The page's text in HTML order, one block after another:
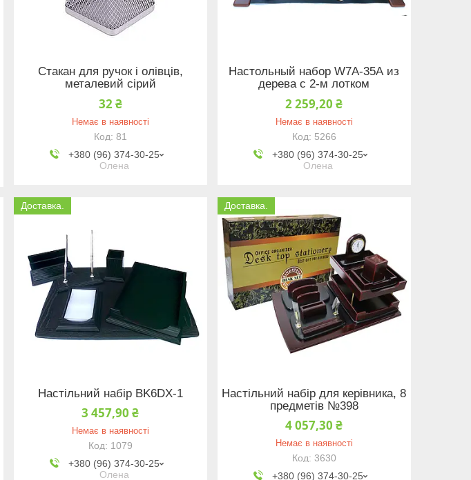
Стакан для ручок і олівців,
металевий сірий
32 ₴
Немає в наявності
81
+380 (96) 374-30-25
Олена
Настольный набор W7А-35А из
дерева с 2-м лотком
2 259,20 ₴
Немає в наявності
5266
+380 (96) 374-30-25
Олена
Доставка.
Настільний набір BK6DX-1
3 457,90 ₴
Немає в наявності
1079
+380 (96) 374-30-25
Олена
Доставка.
Настільний набір для керівника, 8
предметів №398
4 057,30 ₴
Немає в наявності
3630
+380 (96) 374-30-25